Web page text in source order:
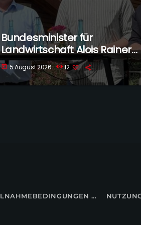
Bundesminister für
Landwirtschaft Alois Rainer
besucht Voltlage-Weese
today 5 August 2026 12
TEILNAHMEBEDINGUNGEN FÜR GEWINNSPIELE